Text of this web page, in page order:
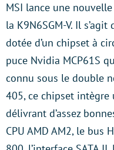
MSI lance une
la K9N6SGM-V. Il
dotée d’un chipset à
puce Nvidia MCP61S
connu sous le double
405, ce chipset intègre
délivrant d’assez
CPU AMD AM2, le bus